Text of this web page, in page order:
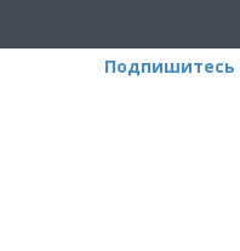
Подпишитесь